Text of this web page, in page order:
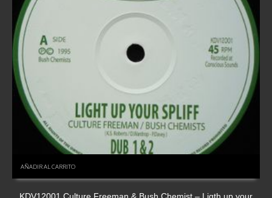
AÑADIR AL CARRITO
KDV12001 Culture Freeman & Bush Chemist – Ligth up your